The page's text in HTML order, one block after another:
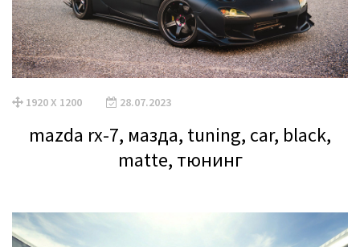
1920 X 1200 28.07.2023
mazda rx-7, мазда, tuning, car, black,
matte, тюнинг